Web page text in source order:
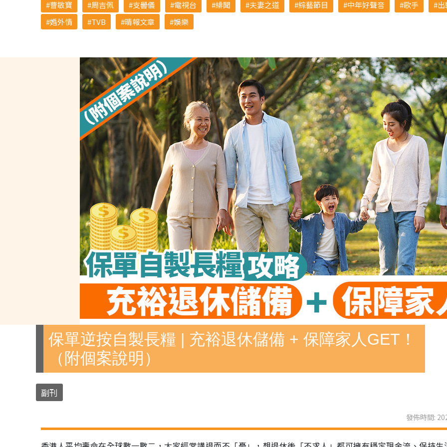
曹敏寶 周吉佩 支嚳儀 電視台 緋聞 夫妻之道 綜藝節目 中年好聲音 歌手
婚外情
TVB 晴報文章 娛樂
保單逆按自製長糧 | 充裕退休儲備 + 保障家人GET！
（附個案說明）
副刊
發佈時間: